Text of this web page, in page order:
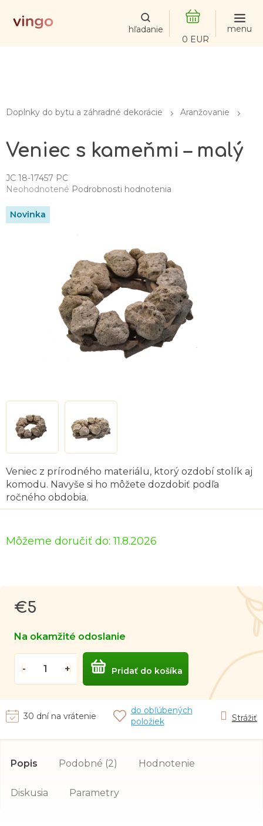
obsah
NÁKUPNÝ
KOŠÍK
Doplnky do bytu a záhradné dekorácie Aranžovanie
Veniec s kameňmi – malý
JC 18-17457 PC
Priemerné
produktu
je
Neohodnotené Podrobnosti hodnotenia
Novinka
Môžeme doručiť do: 11.8.2026
Veniec z prírodného materiálu, ktorý ozdobí stolík aj
komodu. Navyše si ho môžete dozdobiť podľa
ročného obdobia.
€5
Na okamžité odoslanie
Pridať do košíka
30 dní na vrátenie
do obľúbených
položiek
Strážiť
Popis Podobné (2) Hodnotenie
Diskusia Parametry